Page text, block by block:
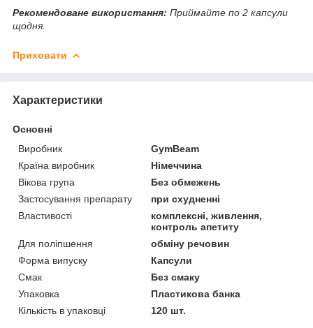
Рекомендоване використання: Приймайте по 2 капсули
щодня.
Приховати
Характеристики
Основні
Виробник
GymBeam
Країна виробник
Німеччина
Вікова група
Без обмежень
Застосування препарату
при схудненні
Властивості
комплексні, живлення,
контроль апетиту
Для поліпшення
обміну речовин
Форма випуску
Капсули
Смак
Без смаку
Упаковка
Пластикова банка
Кількість в упаковці
120 шт.